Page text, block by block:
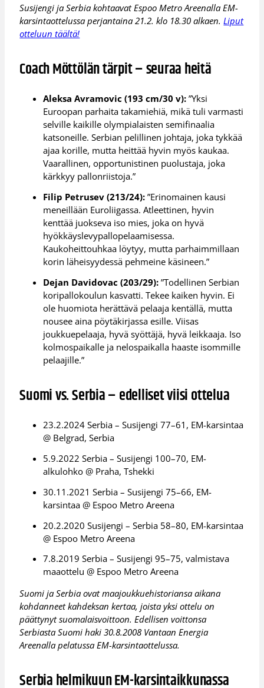
Susijengi ja Serbia kohtaavat Espoo Metro Areenalla EM-
karsintaottelussa perjantaina 21.2. klo 18.30 alkaen.Liput
otteluun täältä!
Coach Möttölän tärpit – seuraa heitä
Aleksa Avramovic (193 cm/30 v): ”Yksi
Euroopan parhaita takamiehiä, mikä tuli varmasti
selville kaikille olympialaisten semifinaalia
katsoneille. Serbian pelillinen johtaja, joka tykkää
ajaa korille, mutta heittää hyvin myös kaukaa.
Vaarallinen, opportunistinen puolustaja, joka
kärkkyy pallonriistoja.”
Filip Petrusev (213/24): ”Erinomainen kausi
meneillään Euroliigassa. Atleettinen, hyvin
kenttää juokseva iso mies, joka on hyvä
hyökkäyslevypallopelaamisessa.
Kaukoheittouhkaa löytyy, mutta parhaimmillaan
korin läheisyydessä pehmeine käsineen.”
Dejan Davidovac (203/29): ”Todellinen Serbian
koripallokoulun kasvatti. Tekee kaiken hyvin. Ei
ole huomiota herättävä pelaaja kentällä, mutta
nousee aina pöytäkirjassa esille. Viisas
joukkuepelaaja, hyvä syöttäjä, hyvä leikkaaja. Iso
kolmospaikalle ja nelospaikalla haaste isommille
pelaajille.”
Suomi vs. Serbia – edelliset viisi ottelua
23.2.2024 Serbia – Susijengi 77–61, EM-karsintaa
@ Belgrad, Serbia
5.9.2022 Serbia – Susijengi 100–70, EM-
alkulohko @ Praha, Tshekki
30.11.2021 Serbia – Susijengi 75–66, EM-
karsintaa @ Espoo Metro Areena
20.2.2020 Susijengi – Serbia 58–80, EM-karsintaa
@ Espoo Metro Areena
7.8.2019 Serbia – Susijengi 95–75, valmistava
maaottelu @ Espoo Metro Areena
Suomi ja Serbia ovat maajoukkuehistoriansa aikana
kohdanneet kahdeksan kertaa, joista yksi ottelu on
päättynyt suomalaisvoittoon. Edellisen voittonsa
Serbiasta Suomi haki 30.8.2008 Vantaan Energia
Areenalla pelatussa EM-karsintaottelussa.
Serbia helmikuun EM-karsintaikkunassa